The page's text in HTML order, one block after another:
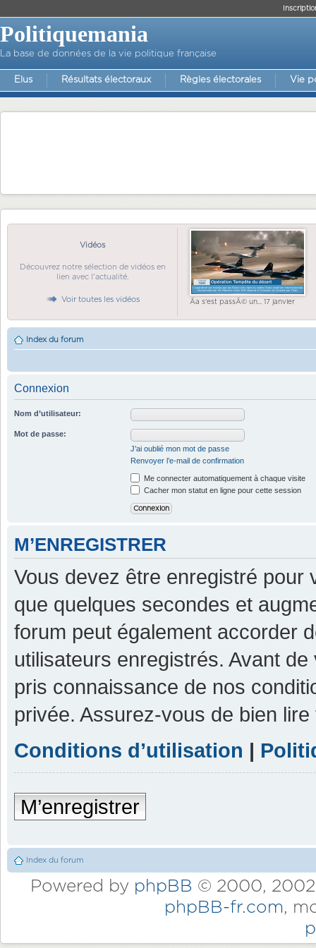
Politiquemania
La base de données de la vie politique française
Elus Résultats électoraux Règles électorales Vie
Vidéos
Découvrez notre sélection de vidéos en
lien avec l'actualité.
Voir toutes les vidéos Ãa s'est passÃ© un... 17 janvier
Index du forum
Connexion
Nom d’utilisateur:
Mot de passe:
J’ai oublié mon mot de passe
Renvoyer l’e-mail de confirmation
Me connecter automatiquement à chaque visite
Cacher mon statut en ligne pour cette session
M’ENREGISTRER
Vous devez être enregistré pour
que quelques secondes et
forum peut également accorder
utilisateurs enregistrés. Avant
pris connaissance de nos
privée. Assurez-vous de bien
Conditions d’utilisation |
M’enregistrer
Index du forum
Powered by phpBB © 2000,
phpBB-fr.com,